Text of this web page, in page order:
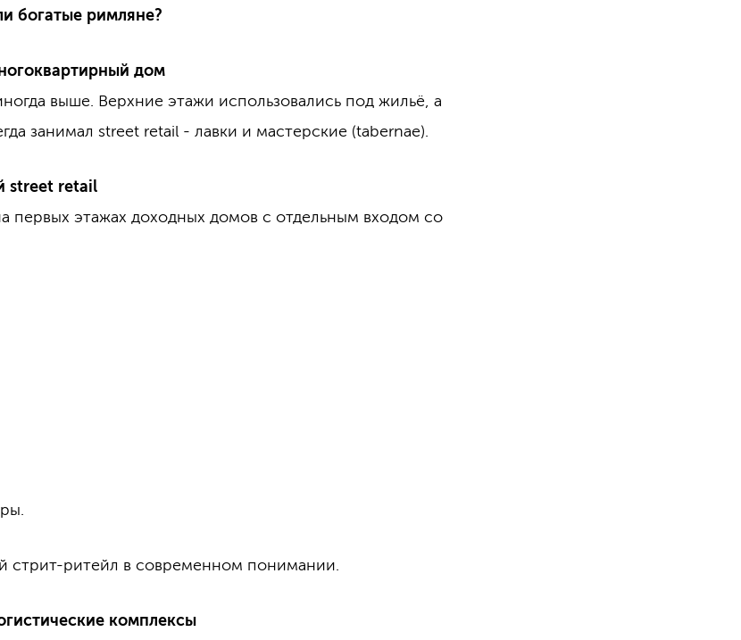
богатые римляне?
дом
выше. Верхние этажи использовались под жильё, а
занимал street retail - лавки и мастерские (tabernae).
street retail
первых этажах доходных домов с отдельным входом со
стрит-ритейл в современном понимании.
комплексы